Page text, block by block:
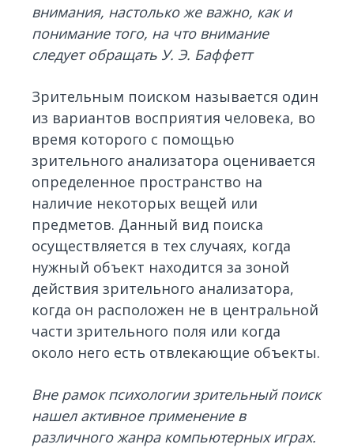
внимания, настолько же важно, как и
понимание того, на что внимание
следует обращать У. Э. Баффетт
Зрительным поиском называется один
из вариантов восприятия человека, во
время которого с помощью
зрительного анализатора оценивается
определенное пространство на
наличие некоторых вещей или
предметов. Данный вид поиска
осуществляется в тех случаях, когда
нужный объект находится за зоной
действия зрительного анализатора,
когда он расположен не в центральной
части зрительного поля или когда
около него есть отвлекающие объекты.
Вне рамок психологии зрительный поиск
нашел активное применение в
различного жанра компьютерных играх.